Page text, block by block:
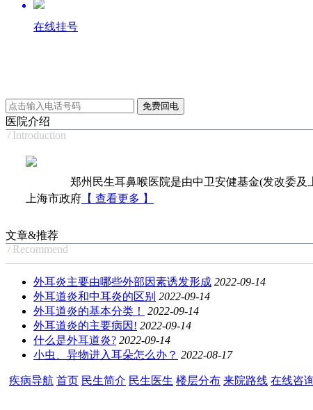
在线挂号
医院介绍
/ Introduction
郑州民生耳鼻喉医院是由中卫安健基金(发改委及
上海市政府 【 查看更多 】
文章&推荐
/ Recommend
外耳炎主要由哪些外部因素诱发形成 2022-09-14
外耳道炎和中耳炎的区别 2022-09-14
外耳道炎的基本分类！
2022-09-14
外耳道炎的主要病因! 2022-09-14
什么是外耳道炎? 2022-09-14
小虫、异物进入耳朵怎么办？ 2022-08-17
疾病导航 首页 民生简介 民生医生 楼层分布 来院路线 在线咨